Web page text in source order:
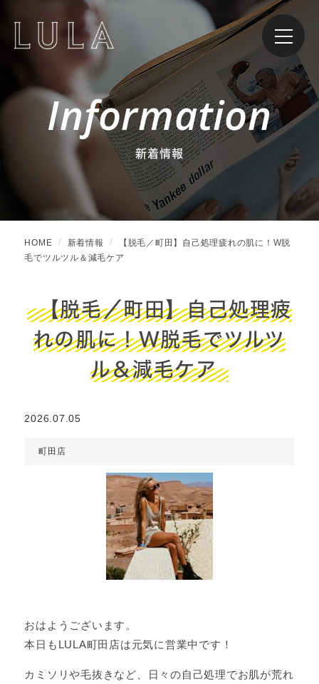
Information
新着情報
HOME 新着情報
【脱毛／町田】自己処理疲れの肌に！W脱
毛でツルツル＆減毛ケア
【脱毛／町田】自己処理疲
れの肌に！W脱毛でツルツ
ル＆減毛ケア
2026.07.05
町田店
おはようございます。
本日もLULA町田店は元気に営業中です！
カミソリや毛抜きなど、日々の自己処理でお肌が荒れ